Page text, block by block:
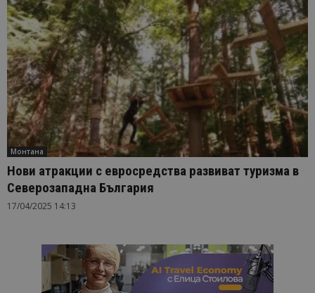
Монтана
Нови атракции с евросредства развиват туризма в
Северозападна България
17/04/2025 14:13